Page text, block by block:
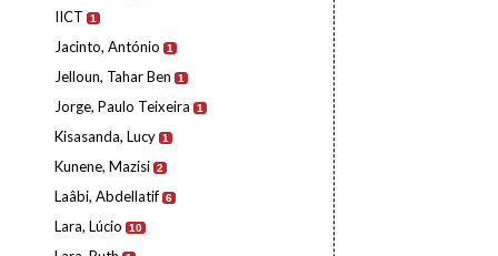
IICT 1
Jacinto, António 1
Jelloun, Tahar Ben 1
Jorge, Paulo Teixeira 1
Kisasanda, Lucy 1
Kunene, Mazisi 2
Laâbi, Abdellatif 6
Lara, Lúcio 10